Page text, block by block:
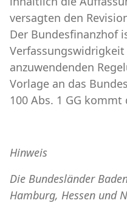
versagten den
Der Bundesfinanzhof
anzuwendenden
Vorlage an das
100 Abs. 1 GG
Hinweis
Die Bundesländer
Hamburg, Hessen und